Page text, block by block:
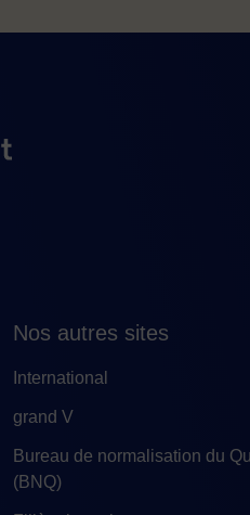
Nos autres sites
International
grand V
Bureau de normalisation du
(BNQ)